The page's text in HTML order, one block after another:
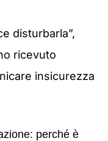
disturbarla”,
ricevuto
insicurezza
perché è